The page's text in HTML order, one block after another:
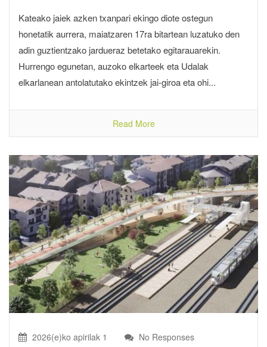
Kateako jaiek azken txanpari ekingo diote ostegun
honetatik aurrera, maiatzaren 17ra bitartean luzatuko den
adin guztientzako jardueraz betetako egitarauarekin.
Hurrengo egunetan, auzoko elkarteek eta Udalak
elkarlanean antolatutako ekintzek jai-giroa eta ohi...
Read More
2026(e)ko apirilak 1 No Responses